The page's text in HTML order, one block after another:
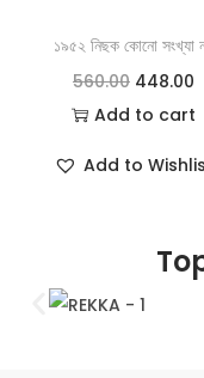
১৯৫২ নিছক কোনো সংখ্যা
560.00 448.00
Add to cart
Add to